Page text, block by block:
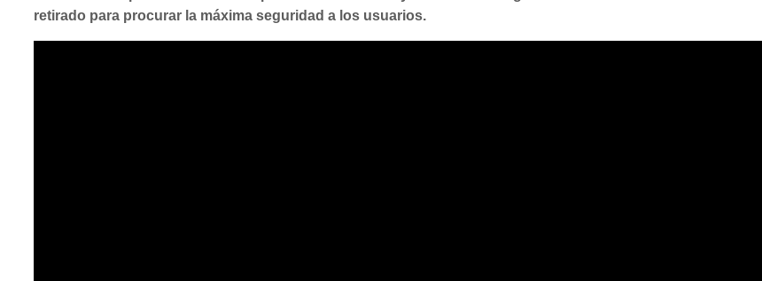
retirado para procurar la máxima seguridad a los usuarios.